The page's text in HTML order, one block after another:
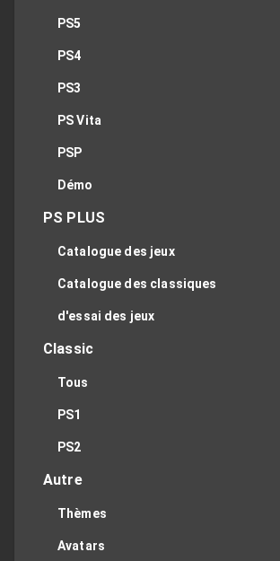
PS5
PS4
PS3
PS Vita
PSP
Démo
PS PLUS
Catalogue des jeux
Catalogue des classiques
d'essai des jeux
Classic
Tous
PS1
PS2
Autre
Thèmes
Avatars